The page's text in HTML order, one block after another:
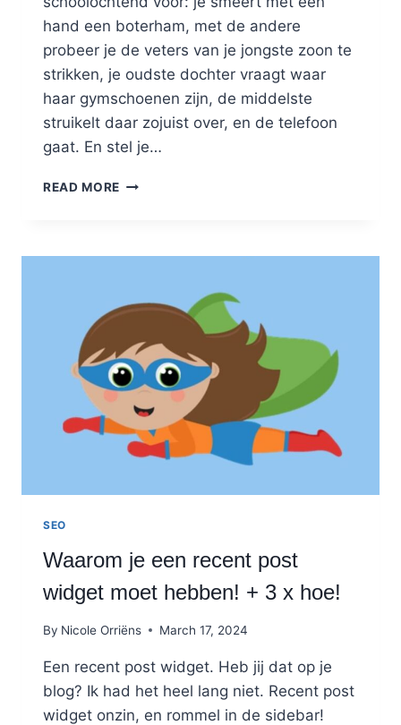
hand een boterham, met de andere
probeer je de veters van je jongste zoon te
strikken, je oudste dochter vraagt waar
haar gymschoenen zijn, de middelste
struikelt daar zojuist over, en de telefoon
gaat. En stel je…
READ MORE OPTIMALISEER
GEBRUIK
SEO
Waarom je een recent post
widget moet hebben! + 3 x hoe!
By Nicole Orriëns March 17, 2024
Een recent post widget. Heb jij dat op je
blog? Ik had het heel lang niet. Recent post
widget onzin, en rommel in de sidebar!